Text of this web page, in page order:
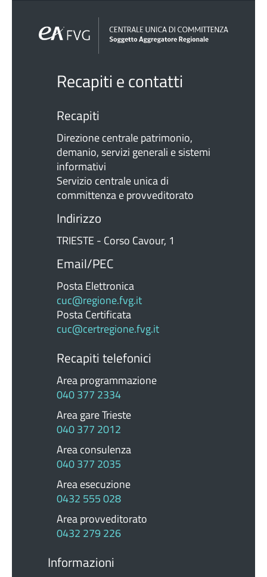
Recapiti e contatti
Recapiti
Direzione centrale patrimonio,
demanio, servizi generali e sistemi
informativi
Servizio centrale unica di
committenza e provveditorato
Indirizzo
TRIESTE - Corso Cavour, 1
Email/PEC
Posta Elettronica
cuc@regione.fvg.it
Posta Certificata
cuc@certregione.fvg.it
Recapiti telefonici
Area programmazione
040 377 2334
Area gare Trieste
040 377 2012
Area consulenza
040 377 2035
Area esecuzione
0432 555 028
Area provveditorato
0432 279 226
Informazioni